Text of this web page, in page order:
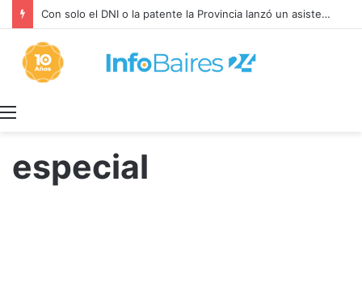
Con solo el DNI o la patente la Provincia lanzó un asistente virtual para consultar infracciones en segundos
especial